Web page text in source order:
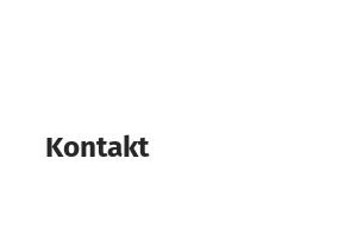
wir daran euch mit den aktuellen
und haben im ersten Quartal unseren
die Kurzgeber versendet.
Kontakt